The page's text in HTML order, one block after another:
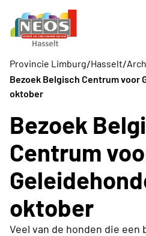
Provincie Limburg/Hasselt/
Bezoek Belgisch Centrum voor
oktober
Bezoek
Centrum
oktober
Veel van de honden die